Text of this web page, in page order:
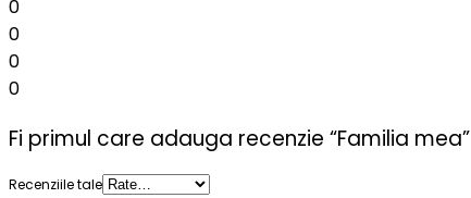
0
0
0
0
Fi primul care adauga recenzie “Familia mea”
Recenziile tale